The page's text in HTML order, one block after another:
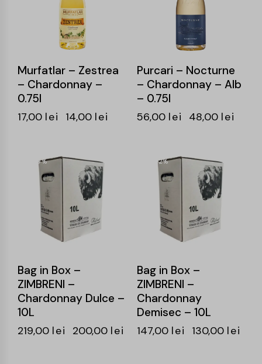
Murfatlar – Zestrea
– Chardonnay –
0.75l
17,00 lei 14,00 lei
Purcari – Nocturne
– Chardonnay – Alb
– 0.75l
56,00 lei 48,00 lei
-9%
Bag in Box –
ZIMBRENI –
Chardonnay Dulce –
10L
219,00 lei 200,00 lei
-12%
Bag in Box –
ZIMBRENI –
Chardonnay
Demisec – 10L
147,00 lei 130,00 lei